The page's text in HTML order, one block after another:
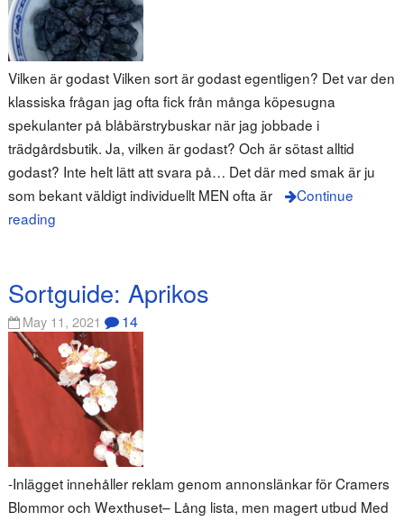
Vilken är godast Vilken sort är godast egentligen? Det var den
klassiska frågan jag ofta fick från många köpesugna
spekulanter på blåbärstrybuskar när jag jobbade i
trädgårdsbutik. Ja, vilken är godast? Och är sötast alltid
godast? Inte helt lätt att svara på… Det där med smak är ju
som bekant väldigt individuellt MEN ofta är
Continue
reading
Sortguide: Aprikos
May 11, 2021 14
-Inlägget innehåller reklam genom annonslänkar för Cramers
Blommor och Wexthuset– Lång lista, men magert utbud Med